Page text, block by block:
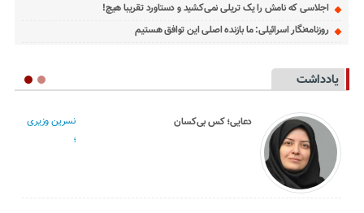
اجلاسی که نامش را یک تریلی نمی‌کشید و دستاورد تقریبا هیچ!
روزنامه‌نگار اسرائیلی: ما بازنده اصلی این توافق هستیم
یادداشت
دعایی؛ کس بی‌کسان
نسرین وزیری
؛